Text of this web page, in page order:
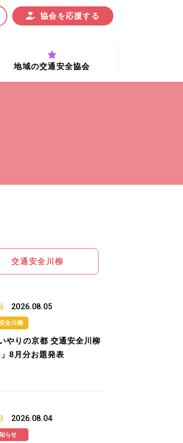
協会を応援する
地域の交通安全協会
交通安全川柳
2026.08.05
全川柳
いやりの京都 交通安全川柳
8月分お題発表
2026.08.04
らせ